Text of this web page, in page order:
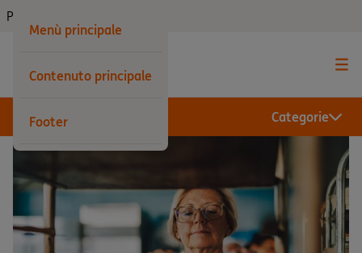
Menù principale
Contenuto principale
Footer
Privati
Categorie